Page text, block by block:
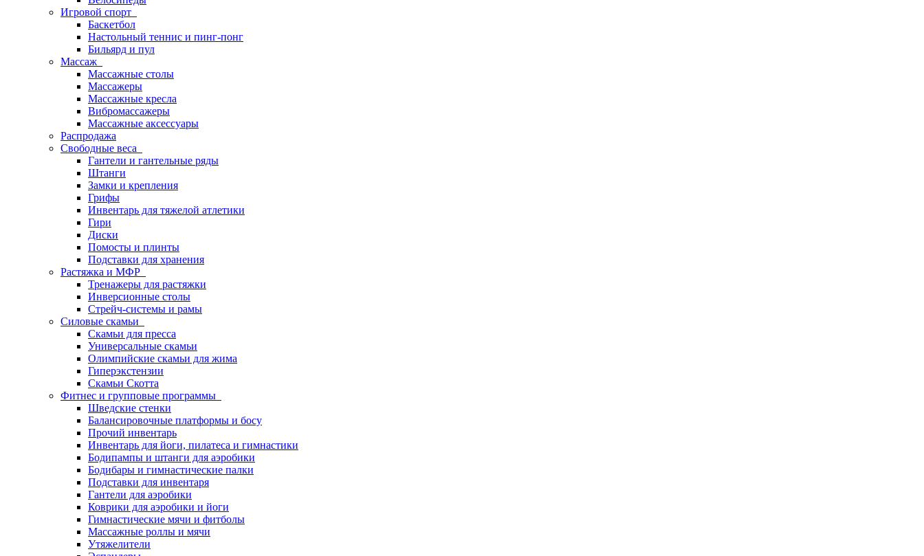
Игровой спорт
Баскетбол
Настольный теннис и пинг-понг
Бильярд и пул
Массаж
Массажные столы
Массажеры
Массажные кресла
Вибромассажеры
Массажные аксессуары
Распродажа
Свободные веса
Гантели и гантельные ряды
Штанги
Замки и крепления
Грифы
Инвентарь для тяжелой атлетики
Гири
Диски
Помосты и плинты
Подставки для хранения
Растяжка и МФР
Тренажеры для растяжки
Инверсионные столы
Стрейч-системы и рамы
Силовые скамьи
Скамьи для пресса
Универсальные скамьи
Олимпийские скамьи для жима
Гиперэкстензии
Скамьи Скотта
Фитнес и групповые программы
Шведские стенки
Балансировочные платформы и босу
Прочий инвентарь
Инвентарь для йоги, пилатеса и гимнастики
Бодипампы и штанги для аэробики
Бодибары и гимнастические палки
Подставки для инвентаря
Гантели для аэробики
Коврики для аэробики и йоги
Гимнастические мячи и фитболы
Массажные роллы и мячи
Утяжелители